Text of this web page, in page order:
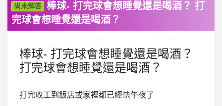
尚未解答
棒球- 打完球會想睡覺還是喝酒？ 打
完球會想睡覺還是喝酒？
棒球- 打完球會想睡覺還是喝酒？
打完球會想睡覺還是喝酒？
打完收工到飯店或家裡都已經快午夜了